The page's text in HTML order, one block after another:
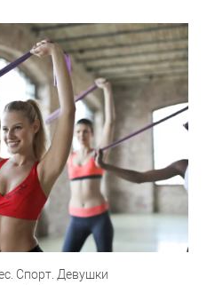
Спорт. Девушки